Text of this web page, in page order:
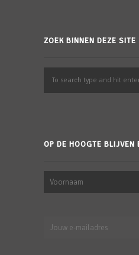
ZOEK BINNEN DEZE SITE
OP DE HOOGTE BLIJVEN